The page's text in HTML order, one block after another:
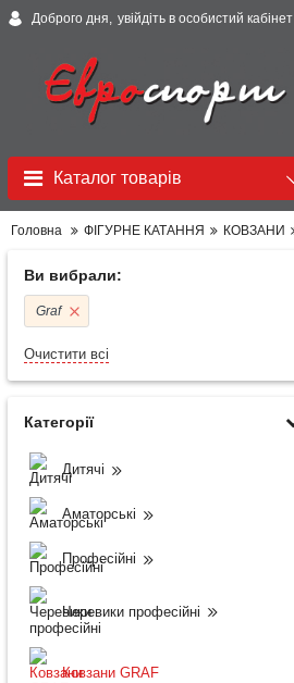
Доброго дня, увійдіть в особистий кабінет
Каталог товарів
Головна ФІГУРНЕ КАТАННЯ КОВЗАНИ
Ви вибрали:
Graf
Очистити всі
Категорії
Дитячі
Аматорські
Професійні
Черевики професійні
Ковзани GRAF